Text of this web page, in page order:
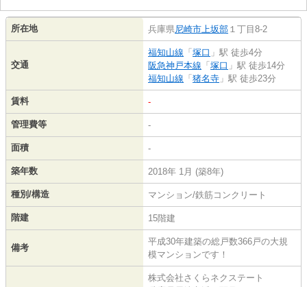
所在地 兵庫県 尼崎市 上坂部 １丁目8-2
交通
福知山線 「 塚口 」駅 徒歩4分
阪急神戸本線 「 塚口 」駅 徒歩14分
福知山線 「 猪名寺 」駅 徒歩23分
賃料 -
管理費等 -
面積 -
築年数 2018年 1月 (築8年)
種別/構造 マンション/鉄筋コンクリート
階建 15階建
備考
平成30年建築の総戸数366戸の大規
模マンションです！
株式会社さくらネクステート